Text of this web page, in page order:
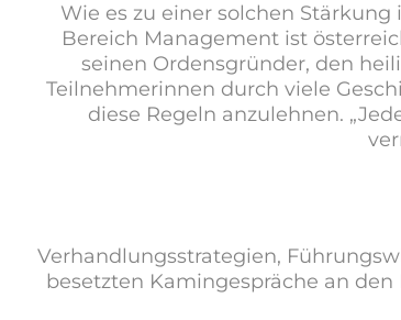
Wie es zu einer solchen
Bereich Management ist
seinen Ordensgründer, den
Teilnehmerinnen durch viele
diese Regeln anzulehnen.
Verhandlungsstrategien,
besetzten Kamingespräche an